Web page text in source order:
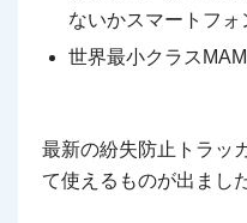
ないかスマートフォ
世界最小クラス
最新の紛失防止トラッ
て使えるものが出まし